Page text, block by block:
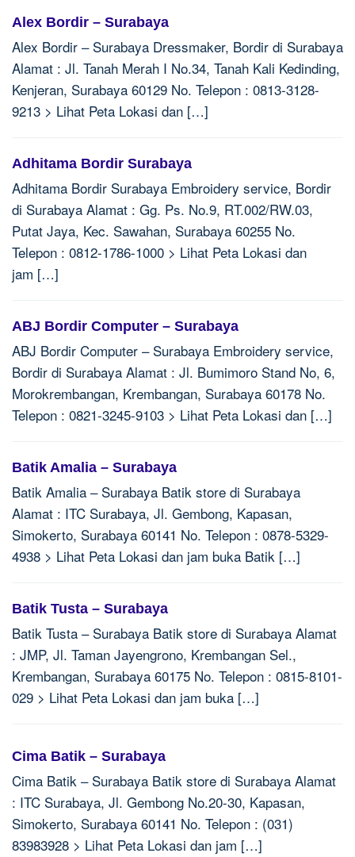
Alex Bordir – Surabaya
Alex Bordir – Surabaya Dressmaker, Bordir di Surabaya
Alamat : Jl. Tanah Merah I No.34, Tanah Kali Kedinding,
Kenjeran, Surabaya 60129 No. Telepon : 0813-3128-
9213 > Lihat Peta Lokasi dan […]
Adhitama Bordir Surabaya
Adhitama Bordir Surabaya Embroidery service, Bordir
di Surabaya Alamat : Gg. Ps. No.9, RT.002/RW.03,
Putat Jaya, Kec. Sawahan, Surabaya 60255 No.
Telepon : 0812-1786-1000 > Lihat Peta Lokasi dan
jam […]
ABJ Bordir Computer – Surabaya
ABJ Bordir Computer – Surabaya Embroidery service,
Bordir di Surabaya Alamat : Jl. Bumimoro Stand No, 6,
Morokrembangan, Krembangan, Surabaya 60178 No.
Telepon : 0821-3245-9103 > Lihat Peta Lokasi dan […]
Batik Amalia – Surabaya
Batik Amalia – Surabaya Batik store di Surabaya
Alamat : ITC Surabaya, Jl. Gembong, Kapasan,
Simokerto, Surabaya 60141 No. Telepon : 0878-5329-
4938 > Lihat Peta Lokasi dan jam buka Batik […]
Batik Tusta – Surabaya
Batik Tusta – Surabaya Batik store di Surabaya Alamat
: JMP, Jl. Taman Jayengrono, Krembangan Sel.,
Krembangan, Surabaya 60175 No. Telepon : 0815-8101-
029 > Lihat Peta Lokasi dan jam buka […]
Cima Batik – Surabaya
Cima Batik – Surabaya Batik store di Surabaya Alamat
: ITC Surabaya, Jl. Gembong No.20-30, Kapasan,
Simokerto, Surabaya 60141 No. Telepon : (031)
83983928 > Lihat Peta Lokasi dan jam […]